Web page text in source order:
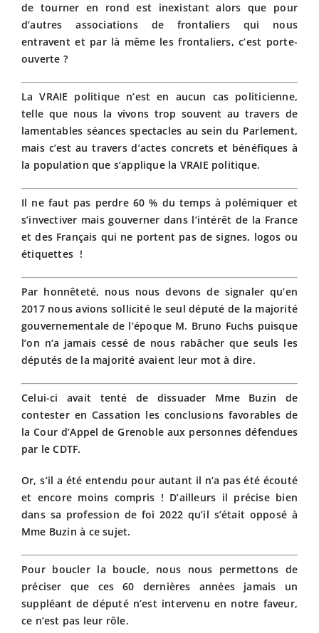
de tourner en rond est inexistant alors que pour
d’autres associations de frontaliers qui nous
entravent et par là même les frontaliers, c’est porte-
ouverte ?
La VRAIE politique n’est en aucun cas politicienne,
telle que nous la vivons trop souvent au travers de
lamentables séances spectacles au sein du Parlement,
mais c’est au travers d’actes concrets et bénéfiques à
la population que s’applique la VRAIE politique.
Il ne faut pas perdre 60 % du temps à polémiquer et
s’invectiver mais gouverner dans l’intérêt de la France
et des Français qui ne portent pas de signes, logos ou
étiquettes !
Par honnêteté, nous nous devons de signaler qu’en
2017 nous avions sollicité le seul député de la majorité
gouvernementale de l’époque M. Bruno Fuchs puisque
l’on n’a jamais cessé de nous rabâcher que seuls les
députés de la majorité avaient leur mot à dire.
Celui-ci avait tenté de dissuader Mme Buzin de
contester en Cassation les conclusions favorables de
la Cour d’Appel de Grenoble aux personnes défendues
par le CDTF.
Or, s’il a été entendu pour autant il n’a pas été écouté
et encore moins compris ! D’ailleurs il précise bien
dans sa profession de foi 2022 qu’il s’était opposé à
Mme Buzin à ce sujet.
Pour boucler la boucle, nous nous permettons de
préciser que ces 60 dernières années jamais un
suppléant de député n’est intervenu en notre faveur,
ce n’est pas leur rôle.